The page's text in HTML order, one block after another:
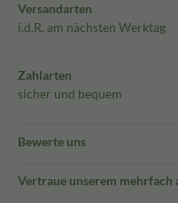
Versandarten
i.d.R. am nächsten Werktag
Zahlarten
sicher und bequem
Bewerte uns
Vertraue unserem mehrfach